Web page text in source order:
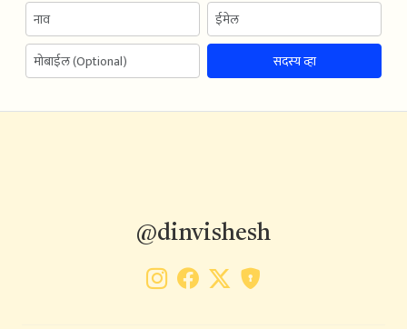
सदस्य व्हा
@dinvishesh